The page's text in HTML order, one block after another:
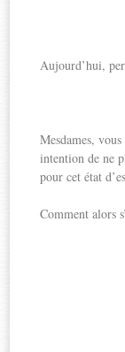
Aujourd’hui,
Mesdames,
intention de ne
pour cet état
Comment alors